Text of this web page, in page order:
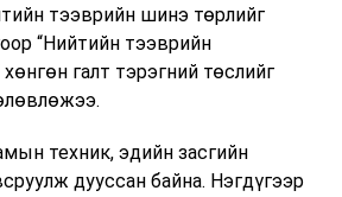
тээврийн шинэ төрлийг
“Нийтийн тээврийн
галт тэрэгний төслийг
техник, эдийн засгийн
дууссан байна. Нэгдүгээр